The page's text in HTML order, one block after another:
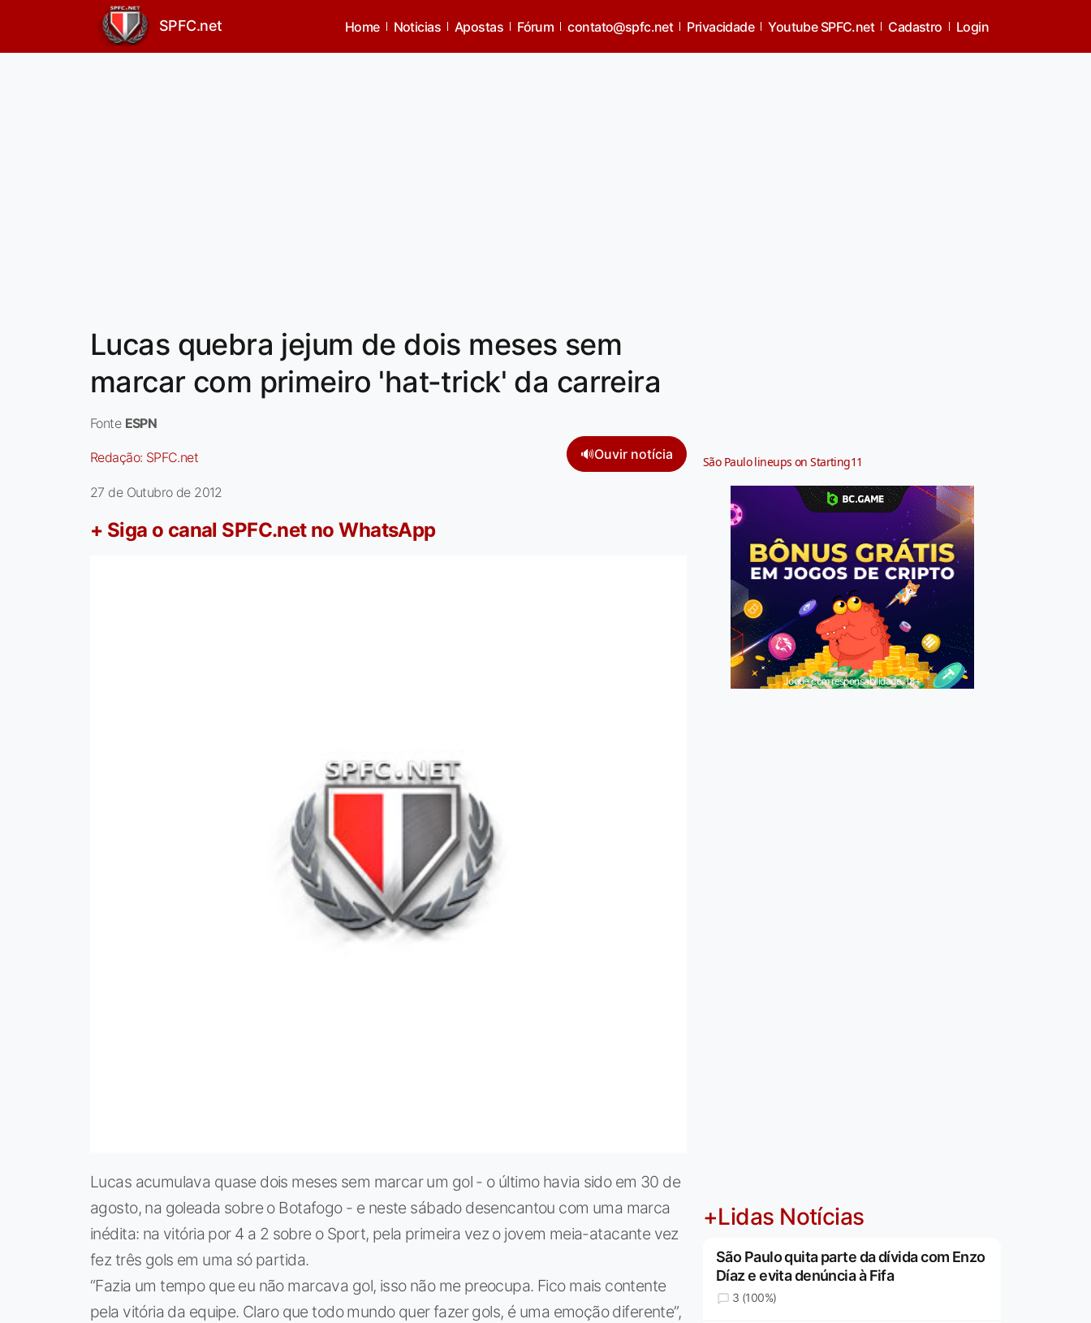
SPFC.net Home Noticias Apostas Fórum contato@spfc.net Privacidade Youtube SPFC.net Cadastro Login
Lucas quebra jejum de dois meses sem
marcar com primeiro 'hat-trick' da carreira
Fonte ESPN
Redação: SPFC.net 🔊Ouvir notícia
27 de Outubro de 2012
+ Siga o canal SPFC.net no WhatsApp
Lucas acumulava quase dois meses sem marcar um gol - o último havia sido em 30 de
agosto, na goleada sobre o Botafogo - e neste sábado desencantou com uma marca
inédita: na vitória por 4 a 2 sobre o Sport, pela primeira vez o jovem meia-atacante vez
fez três gols em uma só partida.
“Fazia um tempo que eu não marcava gol, isso não me preocupa. Fico mais contente
pela vitória da equipe. Claro que todo mundo quer fazer gols, é uma emoção diferente”,
São Paulo lineups on Starting11
Jogue com responsabilidade. 18+
+Lidas Notícias
São Paulo quita parte da dívida com Enzo
Díaz e evita denúncia à Fifa
3 (100%)